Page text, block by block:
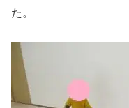
た。